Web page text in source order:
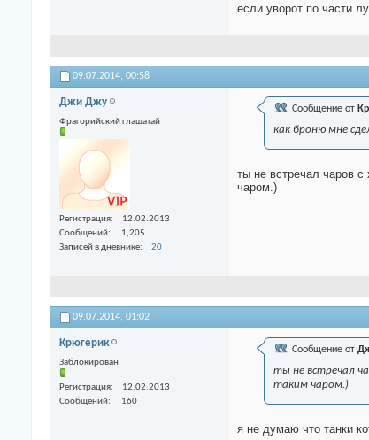
если уворот по части
09.07.2014, 00:58
Джи Джу
Фрагорийский глашатай
Регистрация
12.02.2013
Сообщений
1,205
Записей в дневнике
20
Сообщение от
как броню мне
ты не встречал чаров с
чаром.)
09.07.2014, 01:02
Крюгерик
Заблокирован
Регистрация
12.02.2013
Сообщений
160
Сообщение от
ты не встречал
таким чаром.)
я не думаю что танки